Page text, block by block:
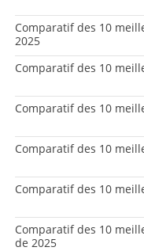
Comparatif des 10
2025
Comparatif des 10
Comparatif des 10
Comparatif des 10
Comparatif des 10
Comparatif des 10
de 2025